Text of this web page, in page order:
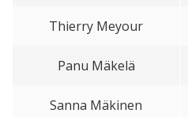
Thierry Meyour
Panu Mäkelä
Sanna Mäkinen